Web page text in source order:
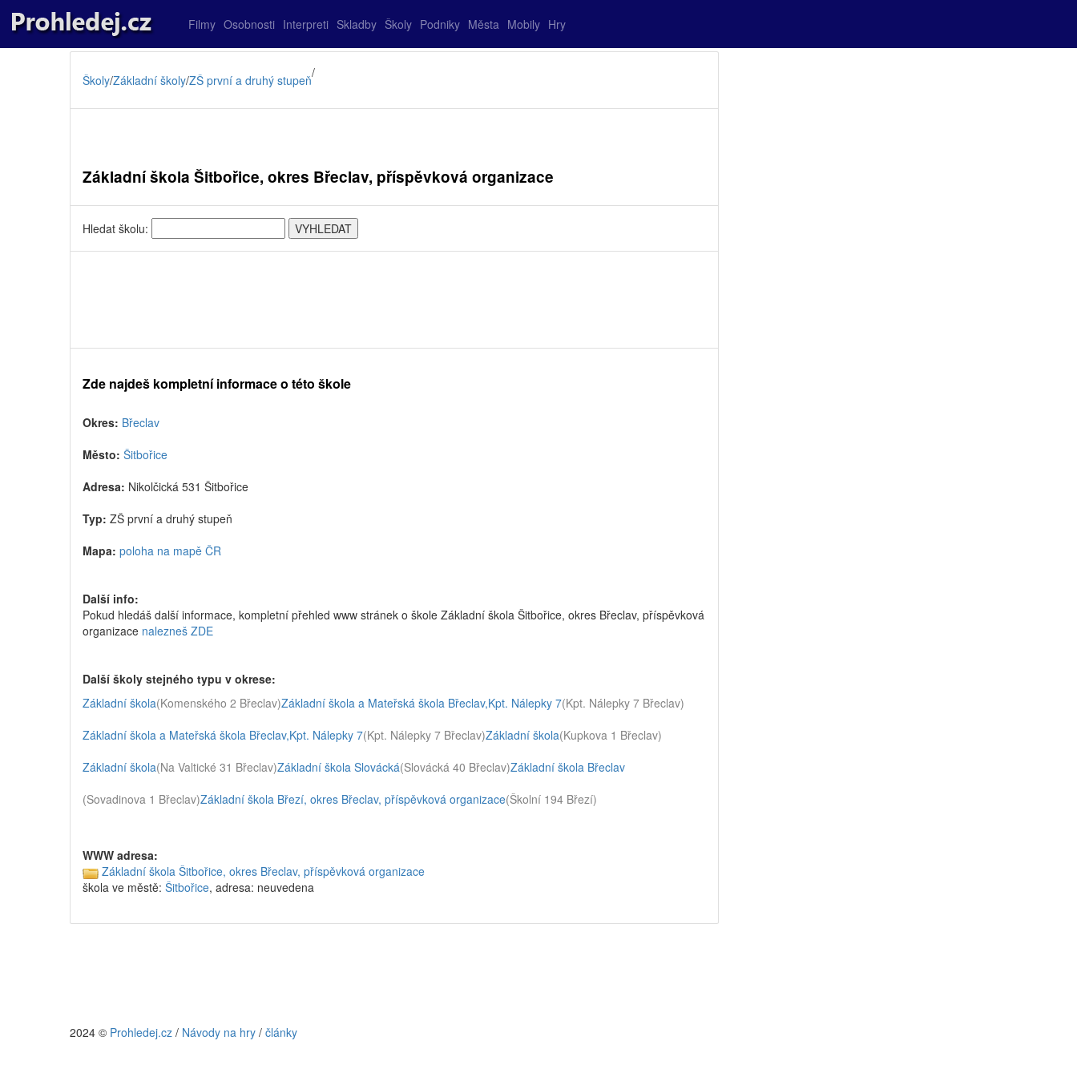
Filmy Osobnosti Interpreti Skladby Školy Podniky Města Mobily Hry
Školy/Základní školy/ZŠ první a druhý stupeň/
Základní škola Šitbořice, okres Břeclav, příspěvková organizace
Hledat školu:
Zde najdeš kompletní informace o této škole
Okres: Břeclav
Město: Šitbořice
Adresa: Nikolčická 531 Šitbořice
Typ: ZŠ první a druhý stupeň
Mapa: poloha na mapě ČR
Další info:
Pokud hledáš další informace, kompletní přehled www stránek o škole Základní škola Šitbořice, okres Břeclav, příspěvková
organizace nalezneš ZDE
Další školy stejného typu v okrese:
Základní škola(Komenského 2 Břeclav)Základní škola a Mateřská škola Břeclav,Kpt. Nálepky 7(Kpt. Nálepky 7 Břeclav)
Základní škola a Mateřská škola Břeclav,Kpt. Nálepky 7(Kpt. Nálepky 7 Břeclav)Základní škola(Kupkova 1 Břeclav)
Základní škola(Na Valtické 31 Břeclav)Základní škola Slovácká(Slovácká 40 Břeclav)Základní škola Břeclav
(Sovadinova 1 Břeclav)Základní škola Březí, okres Břeclav, příspěvková organizace(Školní 194 Březí)
WWW adresa:
Základní škola Šitbořice, okres Břeclav, příspěvková organizace
škola ve městě: Šitbořice, adresa: neuvedena
2024 © Prohledej.cz / Návody na hry / články